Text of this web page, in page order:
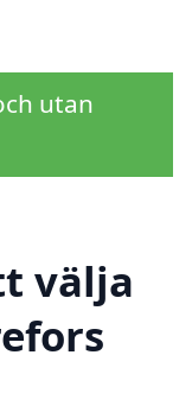
utan
välja